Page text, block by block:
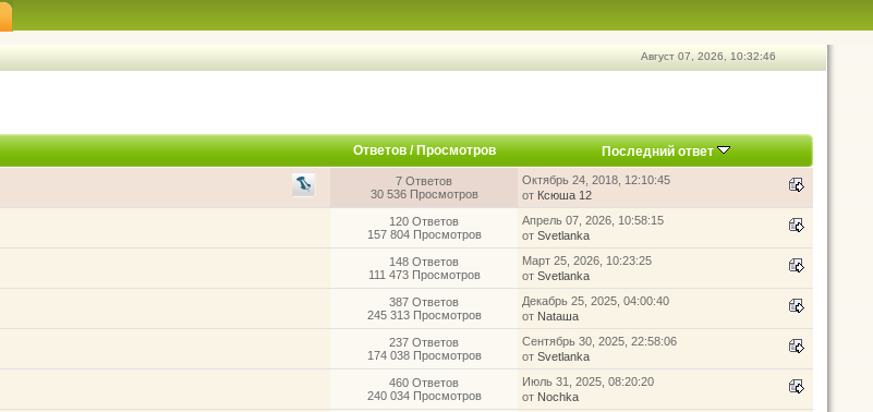
Август 07, 2026, 10:32:46
Ответов/Просмотров
Последний ответ
7 Ответов
30 536 Просмотров
Октябрь 24, 2018, 12:10:45
от Ксюша 12
120 Ответов
157 804 Просмотров
Апрель 07, 2026, 10:58:15
от Svetlanka
148 Ответов
111 473 Просмотров
Март 25, 2026, 10:23:25
от Svetlanka
387 Ответов
245 313 Просмотров
Декабрь 25, 2025, 04:00:40
от Nataшa
237 Ответов
174 038 Просмотров
Сентябрь 30, 2025, 22:58:06
от Svetlanka
460 Ответов
240 034 Просмотров
Июль 31, 2025, 08:20:20
от Nochka